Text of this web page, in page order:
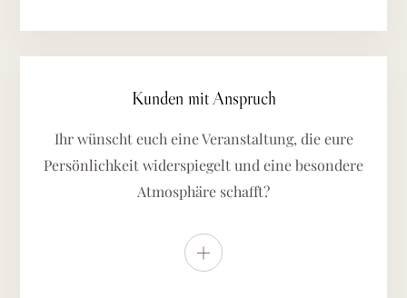
Kunden mit Anspruch
Ihr wünscht euch eine Veranstaltung, die eure
Persönlichkeit widerspiegelt und eine besondere
Atmosphäre schafft?
Weitere Details anzeigen